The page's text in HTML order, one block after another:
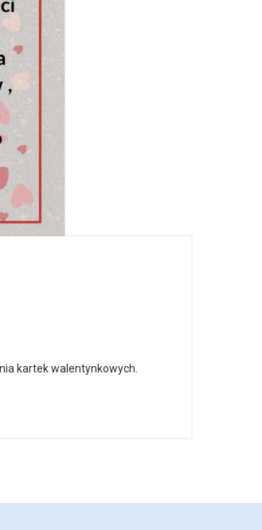
kartek walentynkowych.